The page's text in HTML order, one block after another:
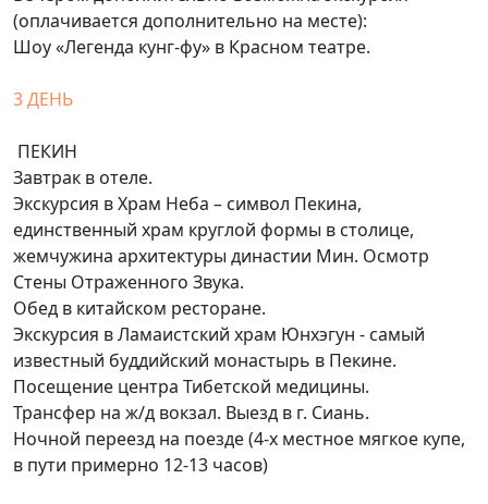
(оплачивается дополнительно на месте):
Шоу «Легенда кунг-фу» в Красном театре.
3 ДЕНЬ
ПЕКИН
Завтрак в отеле.
Экскурсия в Храм Неба – символ Пекина,
единственный храм круглой формы в столице,
жемчужина архитектуры династии Мин. Осмотр
Стены Отраженного Звука.
Обед в китайском ресторане.
Экскурсия в Ламаистский храм Юнхэгун - самый
известный буддийский монастырь в Пекине.
Посещение центра Тибетской медицины.
Трансфер на ж/д вокзал. Выезд в г. Сиань.
Ночной переезд на поезде (4-х местное мягкое купе,
в пути примерно 12-13 часов)